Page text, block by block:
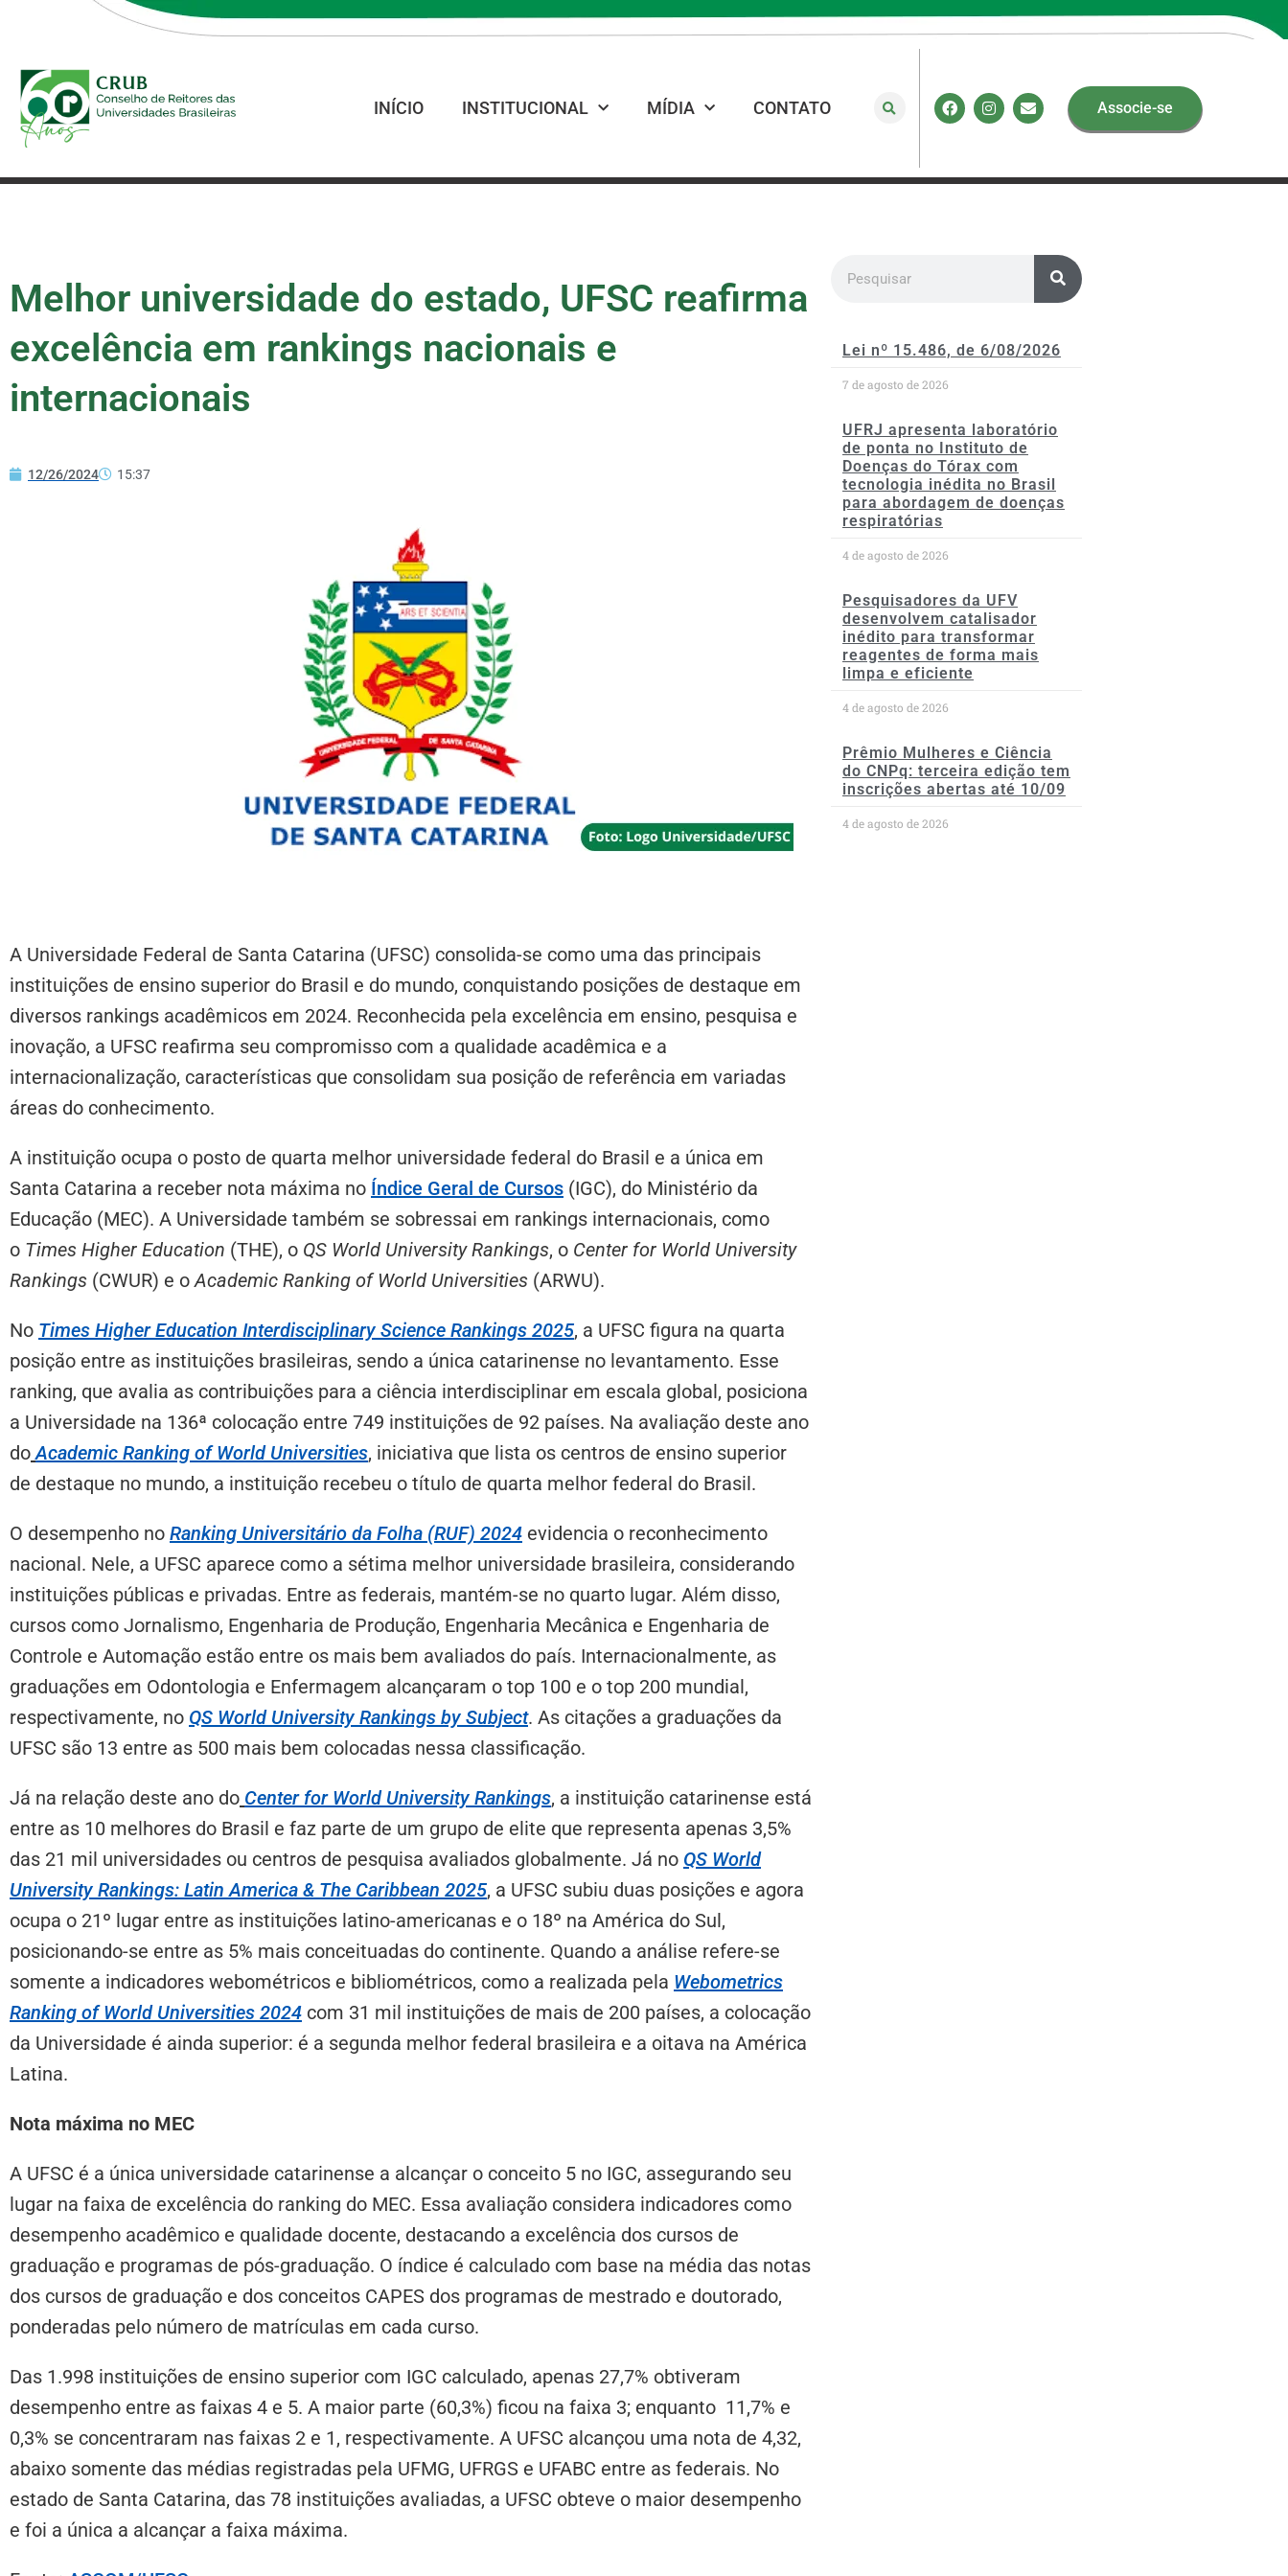
INÍCIO INSTITUCIONAL MÍDIA CONTATO Associe-se
Melhor universidade do estado, UFSC reafirma
excelência em rankings nacionais e
internacionais
12/26/2024 15:37
A Universidade Federal de Santa Catarina (UFSC) consolida-se como uma das principais
instituições de ensino superior do Brasil e do mundo, conquistando posições de destaque em
diversos rankings acadêmicos em 2024. Reconhecida pela excelência em ensino, pesquisa e
inovação, a UFSC reafirma seu compromisso com a qualidade acadêmica e a
internacionalização, características que consolidam sua posição de referência em variadas
áreas do conhecimento.
A instituição ocupa o posto de quarta melhor universidade federal do Brasil e a única em
Santa Catarina a receber nota máxima no Índice Geral de Cursos (IGC), do Ministério da
Educação (MEC). A Universidade também se sobressai em rankings internacionais, como
o Times Higher Education (THE), o QS World University Rankings, o Center for World University
Rankings (CWUR) e o Academic Ranking of World Universities (ARWU).
No Times Higher Education Interdisciplinary Science Rankings 2025, a UFSC figura na quarta
posição entre as instituições brasileiras, sendo a única catarinense no levantamento. Esse
ranking, que avalia as contribuições para a ciência interdisciplinar em escala global, posiciona
a Universidade na 136ª colocação entre 749 instituições de 92 países. Na avaliação deste ano
do Academic Ranking of World Universities, iniciativa que lista os centros de ensino superior
de destaque no mundo, a instituição recebeu o título de quarta melhor federal do Brasil.
O desempenho no Ranking Universitário da Folha (RUF) 2024 evidencia o reconhecimento
nacional. Nele, a UFSC aparece como a sétima melhor universidade brasileira, considerando
instituições públicas e privadas. Entre as federais, mantém-se no quarto lugar. Além disso,
cursos como Jornalismo, Engenharia de Produção, Engenharia Mecânica e Engenharia de
Controle e Automação estão entre os mais bem avaliados do país. Internacionalmente, as
graduações em Odontologia e Enfermagem alcançaram o top 100 e o top 200 mundial,
respectivamente, no QS World University Rankings by Subject. As citações a graduações da
UFSC são 13 entre as 500 mais bem colocadas nessa classificação.
Já na relação deste ano do Center for World University Rankings, a instituição catarinense está
entre as 10 melhores do Brasil e faz parte de um grupo de elite que representa apenas 3,5%
das 21 mil universidades ou centros de pesquisa avaliados globalmente. Já no QS World
University Rankings: Latin America & The Caribbean 2025, a UFSC subiu duas posições e agora
ocupa o 21º lugar entre as instituições latino-americanas e o 18º na América do Sul,
posicionando-se entre as 5% mais conceituadas do continente. Quando a análise refere-se
somente a indicadores webométricos e bibliométricos, como a realizada pela Webometrics
Ranking of World Universities 2024 com 31 mil instituições de mais de 200 países, a colocação
da Universidade é ainda superior: é a segunda melhor federal brasileira e a oitava na América
Latina.
Nota máxima no MEC
A UFSC é a única universidade catarinense a alcançar o conceito 5 no IGC, assegurando seu
lugar na faixa de excelência do ranking do MEC. Essa avaliação considera indicadores como
desempenho acadêmico e qualidade docente, destacando a excelência dos cursos de
graduação e programas de pós-graduação. O índice é calculado com base na média das notas
dos cursos de graduação e dos conceitos CAPES dos programas de mestrado e doutorado,
ponderadas pelo número de matrículas em cada curso.
Das 1.998 instituições de ensino superior com IGC calculado, apenas 27,7% obtiveram
desempenho entre as faixas 4 e 5. A maior parte (60,3%) ficou na faixa 3; enquanto 11,7% e
0,3% se concentraram nas faixas 2 e 1, respectivamente. A UFSC alcançou uma nota de 4,32,
abaixo somente das médias registradas pela UFMG, UFRGS e UFABC entre as federais. No
estado de Santa Catarina, das 78 instituições avaliadas, a UFSC obteve o maior desempenho
e foi a única a alcançar a faixa máxima.
Lei nº 15.486, de 6/08/2026
7 de agosto de 2026
UFRJ apresenta laboratório
de ponta no Instituto de
Doenças do Tórax com
tecnologia inédita no Brasil
para abordagem de doenças
respiratórias
4 de agosto de 2026
Pesquisadores da UFV
desenvolvem catalisador
inédito para transformar
reagentes de forma mais
limpa e eficiente
4 de agosto de 2026
Prêmio Mulheres e Ciência
do CNPq: terceira edição tem
inscrições abertas até 10/09
4 de agosto de 2026